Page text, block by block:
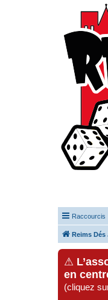
Raccourcis
Reims Dés
⚠
en
(cliquez